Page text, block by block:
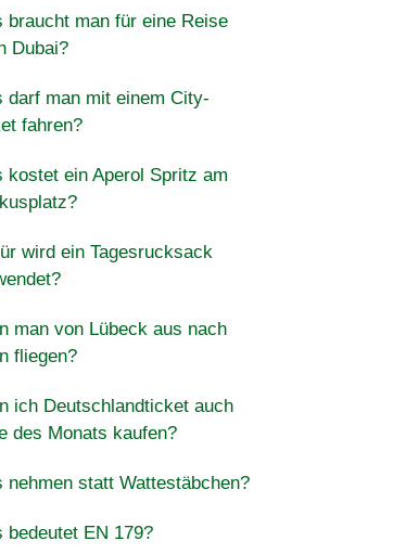
braucht man für eine Reise
Dubai?
darf man mit einem City-
fahren?
kostet ein Aperol Spritz am
wird ein Tagesrucksack
man von Lübeck aus nach
fliegen?
ich Deutschlandticket auch
des Monats kaufen?
nehmen statt Wattestäbchen?
bedeutet EN 179?